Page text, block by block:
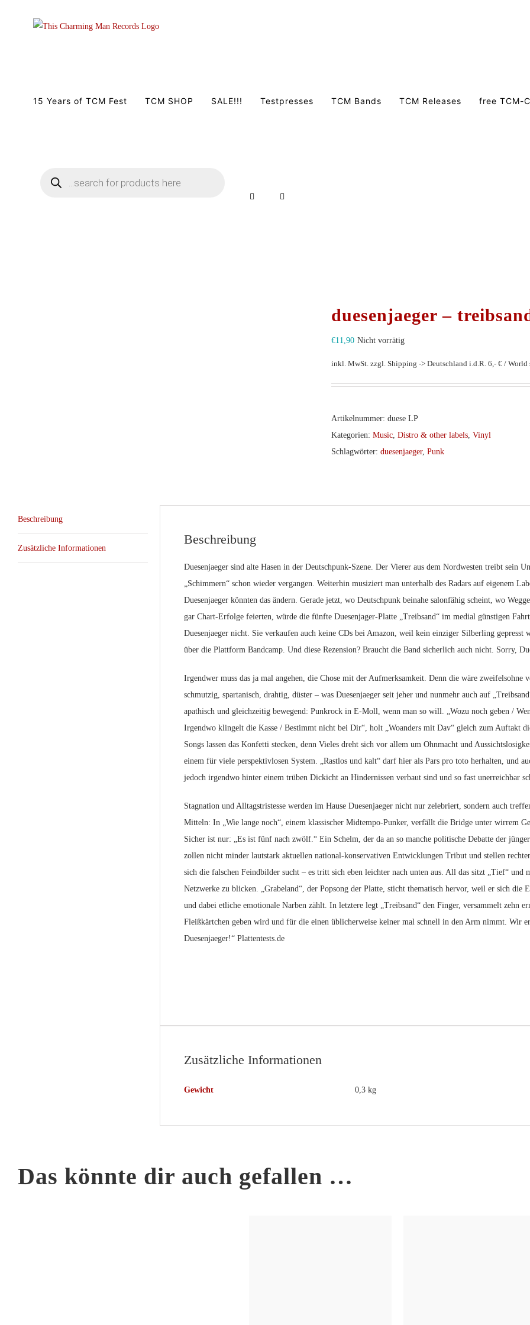
15 Years of TCM Fest TCM SHOP SALE!!! Testpresses TCM Bands TCM Releases free TCM-
search
duesenjaeger –
€11,90 Nicht vorrätig
inkl. MwSt. zzgl. Shipping -> Deutschland i.d.R. 6,- € /
Artikelnummer: duese LP
Kategorien: Music Distro & other labels Vinyl
Schlagwörter: duesenjaeger, Punk
Beschreibung
Zusätzliche Informationen
Beschreibung
Duesenjaeger sind alte Hasen in der Deutschpunk-Szene. Der Vierer aus dem Nordwesten treibt sein
„Schimmern“ schon wieder vergangen. Weiterhin musiziert man unterhalb des Radars auf eigenem
Duesenjaeger könnten das ändern. Gerade jetzt, wo Deutschpunk beinahe salonfähig scheint, wo
gar Chart-Erfolge feierten, würde die fünfte Duesenjager-Platte „Treibsand“ im medial günstigen
Duesenjaeger nicht. Sie verkaufen auch keine CDs bei Amazon, weil kein einziger Silberling
über die Plattform Bandcamp. Und diese Rezension? Braucht die Band sicherlich auch nicht. Sorry,
Irgendwer muss das ja mal angehen, die Chose mit der Aufmerksamkeit. Denn die wäre zweifelsohne
schmutzig, spartanisch, drahtig, düster – was Duesenjaeger seit jeher und nunmehr auch auf
apathisch und gleichzeitig bewegend: Punkrock in E-Moll, wenn man so will. „Wozu noch geben /
Irgendwo klingelt die Kasse / Bestimmt nicht bei Dir“, holt „Woanders mit Dav“ gleich zum Auftakt
Songs lassen das Konfetti stecken, denn Vieles dreht sich vor allem um Ohnmacht und
einem für viele perspektivlosen System. „Rastlos und kalt“ darf hier als Pars pro toto herhalten, und
jedoch irgendwo hinter einem trüben Dickicht an Hindernissen verbaut sind und so fast unerreichbar
Stagnation und Alltagstristesse werden im Hause Duesenjaeger nicht nur zelebriert, sondern auch
Mitteln: In „Wie lange noch“, einem klassischer Midtempo-Punker, verfällt die Bridge unter wirrem
Sicher ist nur: „Es ist fünf nach zwölf.“ Ein Schelm, der da an so manche politische Debatte der
zollen nicht minder lautstark aktuellen national-konservativen Entwicklungen Tribut und stellen
sich die falschen Feindbilder sucht – es tritt sich eben leichter nach unten aus. All das sitzt „Tief“ und
Netzwerke zu blicken. „Grabeland“, der Popsong der Platte, sticht thematisch hervor, weil er sich
und dabei etliche emotionale Narben zählt. In letztere legt „Treibsand“ den Finger, versammelt zehn
Fleißkärtchen geben wird und für die einen üblicherweise keiner mal schnell in den Arm nimmt. Wir
Duesenjaeger!“ Plattentests.de
Zusätzliche Informationen
Gewicht 0,3 kg
Das könnte dir auch gefallen …